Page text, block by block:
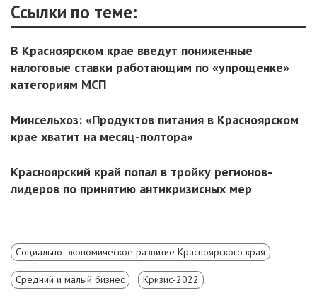
Ссылки по теме:
В Красноярском крае введут пониженные
налоговые ставки работающим по «упрощенке»
категориям МСП
Минсельхоз: «Продуктов питания в Красноярском
крае хватит на месяц-полтора»
Красноярский край попал в тройку регионов-
лидеров по принятию антикризисных мер
Социально-экономическое развитие Красноярского края
Средний и малый бизнес Кризис-2022